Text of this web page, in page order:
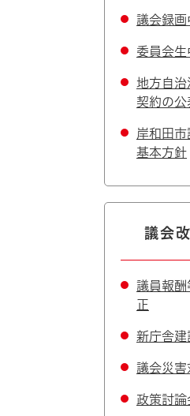
議会録画
委員会生
地方自治
契約の公
岸和田
基本方針
議会
議員報酬
正
新庁舎建
議会災害
政策討論